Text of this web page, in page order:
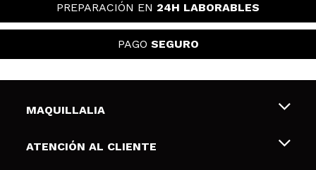
PREPARACIÓN EN 24H LABORABLES
PAGO SEGURO
MAQUILLALIA
Sobre nosotros
ATENCIÓN AL CLIENTE